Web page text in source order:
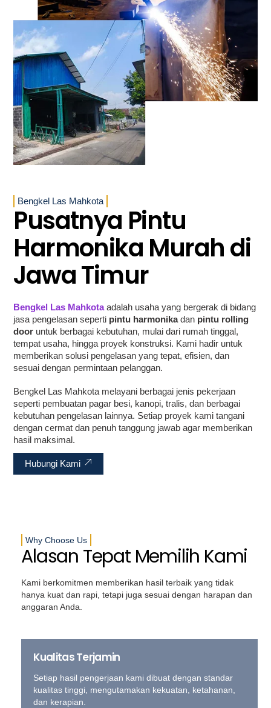
Bengkel Las Mahkota
Pusatnya Pintu
Harmonika Murah di
Jawa Timur
Bengkel Las Mahkotaadalah usaha yang bergerak di bidang
jasa pengelasan seperti pintu harmonikadan pintu rolling
door untuk berbagai kebutuhan, mulai dari rumah tinggal,
tempat usaha, hingga proyek konstruksi. Kami hadir untuk
memberikan solusi pengelasan yang tepat, efisien, dan
sesuai dengan permintaan pelanggan.
Bengkel Las Mahkota melayani berbagai jenis pekerjaan
seperti pembuatan pagar besi, kanopi, tralis, dan berbagai
kebutuhan pengelasan lainnya. Setiap proyek kami tangani
dengan cermat dan penuh tanggung jawab agar memberikan
hasil maksimal.
Hubungi Kami
Why Choose Us
Alasan Tepat Memilih Kami
Kami berkomitmen memberikan hasil terbaik yang tidak
hanya kuat dan rapi, tetapi juga sesuai dengan harapan dan
anggaran Anda.
Kualitas Terjamin
Setiap hasil pengerjaan kami dibuat dengan standar
kualitas tinggi, mengutamakan kekuatan, ketahanan,
dan kerapian.